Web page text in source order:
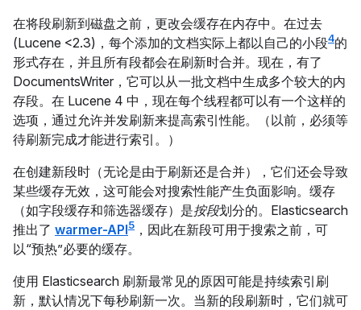
在将段刷新到磁盘之前，更改会缓存在内存中。在过去
(Lucene <2.3)，每个添加的文档实际上都以自己的小段4的
形式存在，并且所有段都会在刷新时合并。现在，有了
DocumentsWriter，它可以从一批文档中生成多个较大的内
存段。在 Lucene 4 中，现在每个线程都可以有一个这样的
选项，通过允许并发刷新来提高索引性能。（以前，必须等
待刷新完成才能进行索引。）
在创建新段时（无论是由于刷新还是合并），它们还会导致
某些缓存无效，这可能会对搜索性能产生负面影响。缓存
（如字段缓存和筛选器缓存）是按段划分的。Elasticsearch
推出了 warmer-API5 ，因此在新段可用于搜索之前，可
以“预热”必要的缓存。
使用 Elasticsearch 刷新最常见的原因可能是持续索引刷
新，默认情况下每秒刷新一次。当新的段刷新时，它们就可